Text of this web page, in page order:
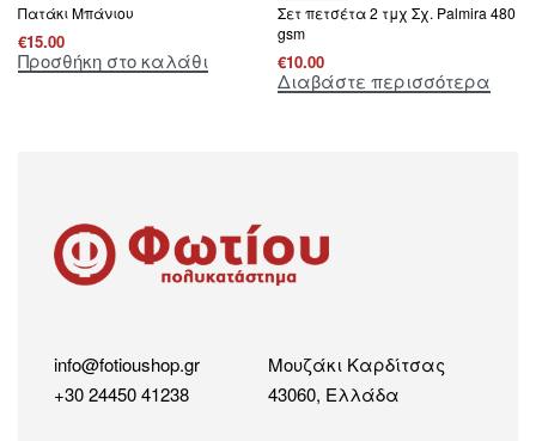
Πατάκι Mπάνιου
€15.00
Προσθήκη στο καλάθι
Σετ πετσέτα 2 τμχ Σχ. Palmira 480
gsm
€10.00
Διαβάστε περισσότερα
info@fotioushop.gr
+30 24450 41238
Μουζάκι Καρδίτσας
43060, Ελλάδα